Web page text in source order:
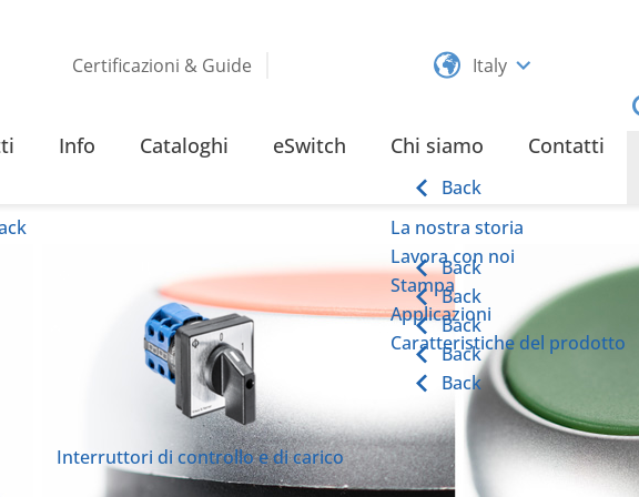
Certificazioni & Guide Italy
Interruttori di controllo e di carico
Info Cataloghi eSwitch Chi siamo
Back
La nostra storia
Back
Lavora con noi
Back
Stampa
Back
Applicazioni
Back
Caratteristiche del prodotto
Back
Contatti